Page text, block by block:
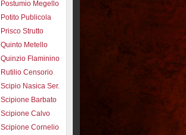
Postumio Megello
Potito Publicola
Prisco Strutto
Quinto Metello
Quinzio Flaminino
Rutilio Censorio
Scipio Nasica Ser.
Scipione Barbato
Scipione Calvo
Scipione Cornelio